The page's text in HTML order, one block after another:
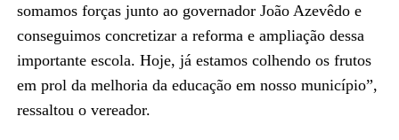
somamos forças junto ao governador João Azevêdo e
conseguimos concretizar a reforma e ampliação dessa
importante escola. Hoje, já estamos colhendo os frutos
em prol da melhoria da educação em nosso município”,
ressaltou o vereador.